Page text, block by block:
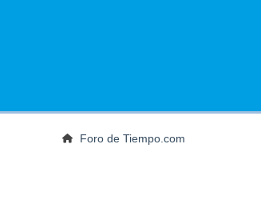
Foro de Tiempo.com